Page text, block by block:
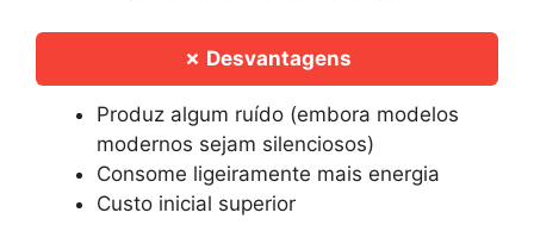
✗ Desvantagens
Produz algum ruído (embora modelos
modernos sejam silenciosos)
Consome ligeiramente mais energia
Custo inicial superior